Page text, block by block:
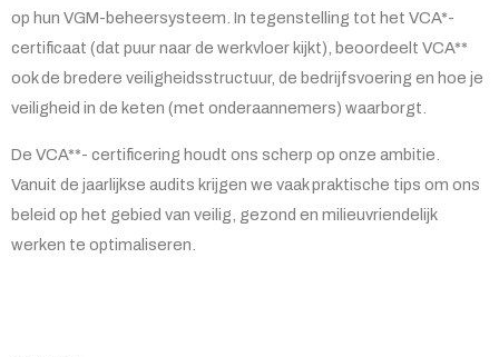
op hun VGM-beheersysteem. In tegenstelling tot het VCA*-
certificaat (dat puur naar de werkvloer kijkt), beoordeelt VCA**
ook de bredere veiligheidsstructuur, de bedrijfsvoering en hoe je
veiligheid in de keten (met onderaannemers) waarborgt.
De VCA**- certificering houdt ons scherp op onze ambitie.
Vanuit de jaarlijkse audits krijgen we vaak praktische tips om ons
beleid op het gebied van veilig, gezond en milieuvriendelijk
werken te optimaliseren.